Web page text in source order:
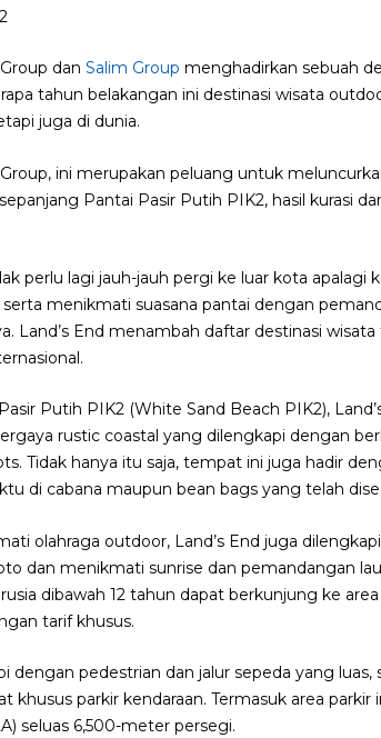
danSalim Group menghadirkan sebuah
tahun belakangan ini destinasi wisata
juga di dunia.
ini merupakan peluang untuk
Pantai Pasir Putih PIK2, hasil kurasi
perlu lagi jauh-jauh pergi ke luar kota apalagi
menikmati suasana pantai dengan
Land’s End menambah daftar destinasi
Putih PIK2 (White Sand Beach PIK2),
rustic coastal yang dilengkapi dengan
Tidak hanya itu saja, tempat ini juga hadir
di cabana maupun bean bags yang telah
olahraga outdoor, Land’s End juga
dan menikmati sunrise dan pemandangan
dibawah 12 tahun dapat berkunjung ke area
tarif khusus.
dengan pedestrian dan jalur sepeda yang luas,
parkir kendaraan. Termasuk area parkir
seluas 6,500-meter persegi.